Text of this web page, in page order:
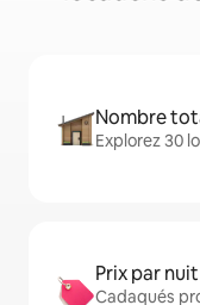
Nombre
Explorez 30
Prix par
Cadaqués